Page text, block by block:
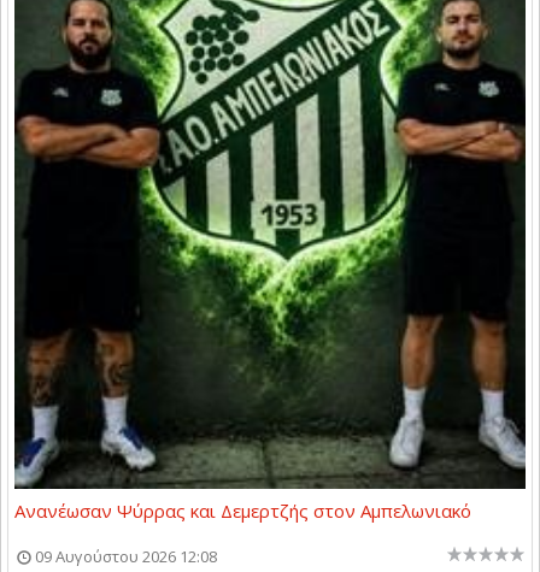
Ανανέωσαν Ψύρρας και Δεμερτζής στον Αμπελωνιακό
09 Αυγούστου 2026 12:08